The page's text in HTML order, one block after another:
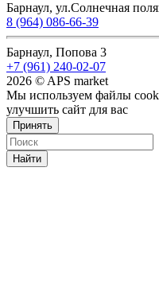
Барнаул, ул.Солнечная
8 (964) 086-66-39
Барнаул, Попова 3
+7 (961) 240-02-07
2026 © APS market
Мы используем файлы
улучшить сайт для вас
Принять
Найти